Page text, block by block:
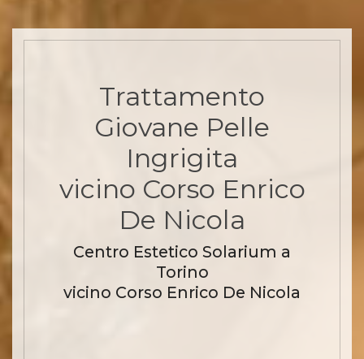
Trattamento
Giovane Pelle
Ingrigita
vicino Corso Enrico
De Nicola
Centro Estetico Solarium a
Torino
vicino Corso Enrico De Nicola